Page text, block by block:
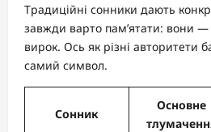
Традиційні сонники дають
завжди варто пам’ятати: вони
вирок. Ось як різні авторитети
самий символ.
Сонник
Основне